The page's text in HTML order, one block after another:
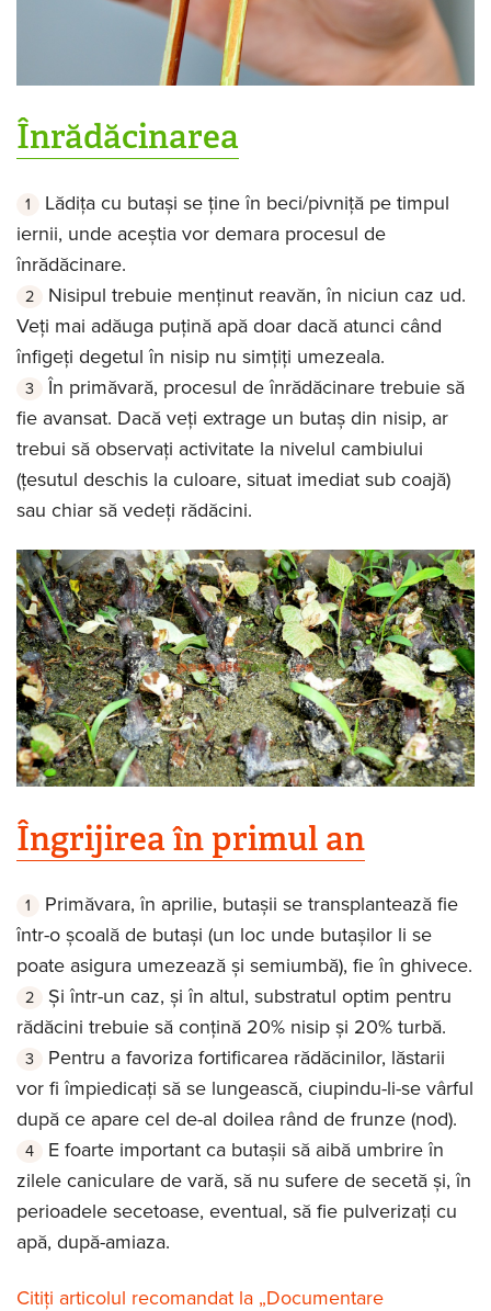
Înrădăcinarea
Lădița cu butași se ține în beci/pivniță pe timpul
iernii, unde aceștia vor demara procesul de
înrădăcinare.
Nisipul trebuie menținut reavăn, în niciun caz ud.
Veți mai adăuga puțină apă doar dacă atunci când
înfigeți degetul în nisip nu simțiți umezeala.
În primăvară, procesul de înrădăcinare trebuie să
fie avansat. Dacă veți extrage un butaș din nisip, ar
trebui să observați activitate la nivelul cambiului
(țesutul deschis la culoare, situat imediat sub coajă)
sau chiar să vedeți rădăcini.
Îngrijirea în primul an
Primăvara, în aprilie, butașii se transplantează fie
într-o școală de butași (un loc unde butașilor li se
poate asigura umezează și semiumbă), fie în ghivece.
Și într-un caz, și în altul, substratul optim pentru
rădăcini trebuie să conțină 20% nisip și 20% turbă.
Pentru a favoriza fortificarea rădăcinilor, lăstarii
vor fi împiedicați să se lungească, ciupindu-li-se vârful
după ce apare cel de-al doilea rând de frunze (nod).
E foarte important ca butașii să aibă umbrire în
zilele caniculare de vară, să nu sufere de secetă și, în
perioadele secetoase, eventual, să fie pulverizați cu
apă, după-amiaza.
Citiți articolul recomandat la „Documentare